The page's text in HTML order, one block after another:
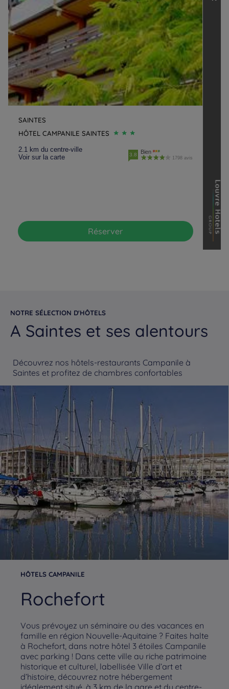
SAINTES
HÔTEL CAMPANILE SAINTES
2.1 km du centre-ville
Voir sur la carte
3.8 Bien
1798 avis
Réserver
NOTRE SÉLECTION D'HÔTELS
A Saintes et ses alentours
Découvrez nos hôtels-restaurants Campanile à
Saintes et profitez de chambres confortables
HÔTELS CAMPANILE
Rochefort
Vous prévoyez un séminaire ou des vacances en
famille en région Nouvelle-Aquitaine ? Faites halte
à Rochefort, dans notre hôtel 3 étoiles Campanile
avec parking ! Dans cette ville au riche patrimoine
historique et culturel, labellisée Ville d’art et
d’histoire, découvrez notre hébergement
idéalement situé, à 3 km de la gare et du centre-